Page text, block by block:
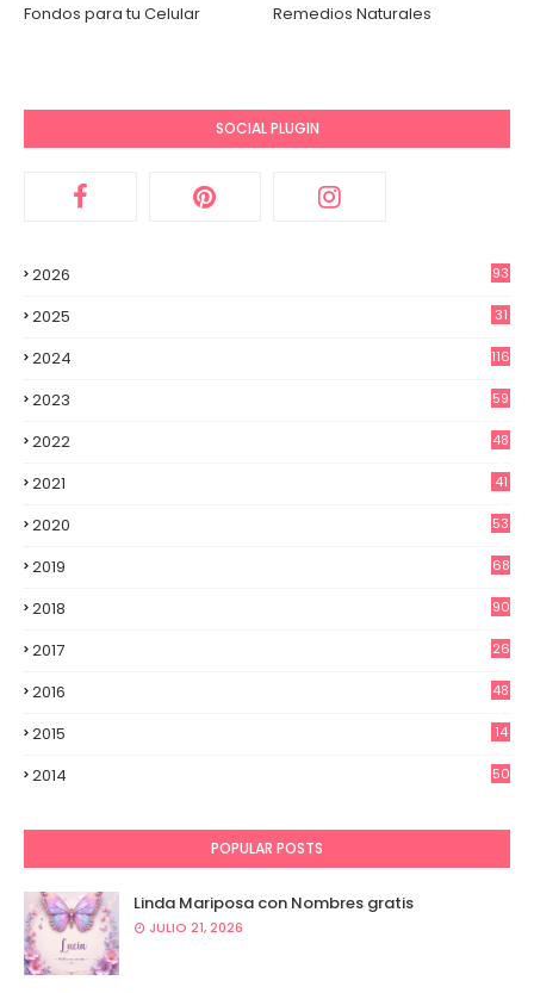
Fondos para tu Celular
Remedios Naturales
SOCIAL PLUGIN
2026 93
2025
31
2024
116
2023
59
2022
48
2021
41
2020
53
2019
68
2018 90
2017
26
2016
48
2015
14
2014
50
POPULAR POSTS
Linda Mariposa con Nombres gratis
JULIO 21, 2026